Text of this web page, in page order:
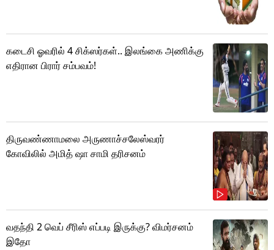
கடைசி ஓவரில் 4 சிக்ஸர்கள்.. இலங்கை அணிக்கு
எதிரான பிரார் சம்பவம்!
திருவண்ணாமலை அருணாச்சலேஸ்வரர்
கோவிலில் அமித் ஷா சாமி தரிசனம்
வதந்தி 2 வெப் சீரிஸ் எப்படி இருக்கு? விமர்சனம்
இதோ